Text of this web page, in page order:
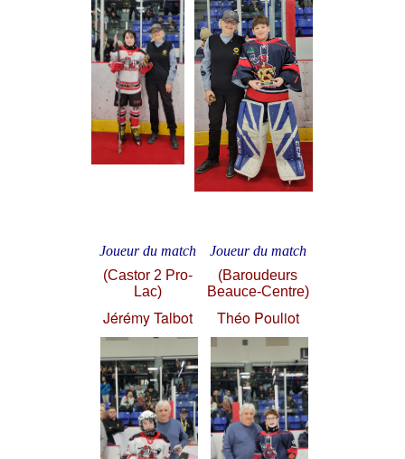
Joueur du match
(Castor 2 Pro-
Lac)
Joueur du match
(Baroudeurs
Beauce-Centre)
Jérémy Talbot Théo Pouliot